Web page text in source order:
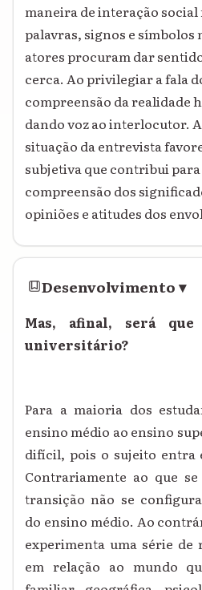
maneira de interação social
palavras, signos e símbolos
atores procuram dar
cerca. Ao privilegiar a fala
compreensão da realidade
dando voz ao interlocutor.
situação da entrevista
subjetiva que contribui
compreensão dos
opiniões e atitudes dos
Desenvolvimento▾
Mas, afinal, será que
universitário?
Para a maioria dos
ensino médio ao ensino
difícil, pois o sujeito entra
Contrariamente ao que
transição não se
do ensino médio. Ao
experimenta uma série de
em relação ao mundo